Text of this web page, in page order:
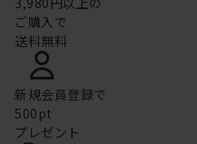
ご購入で
送料無料
新規会員登録で
500pt
プレゼント